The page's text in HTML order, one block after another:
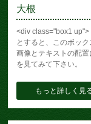
大根
<div class="box1 up">
とすると、このボッ
画像とテキストの配
を見てみて下さい。
もっと詳しく見